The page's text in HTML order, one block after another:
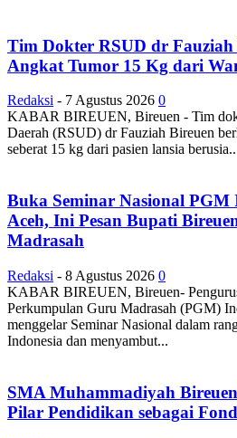
Tim Dokter RSUD dr Fauziah
Angkat Tumor 15 Kg dari
Redaksi - 7 Agustus 2026 0
KABAR BIREUEN, Bireuen - Tim
Daerah (RSUD) dr Fauziah Bireuen
seberat 15 kg dari pasien lansia
Buka Seminar Nasional PGM
Aceh, Ini Pesan Bupati
Madrasah
Redaksi - 8 Agustus 2026 0
KABAR BIREUEN, Bireuen-
Perkumpulan Guru Madrasah (PGM)
menggelar Seminar Nasional dalam
Indonesia dan menyambut...
SMA Muhammadiyah
Pilar Pendidikan sebagai